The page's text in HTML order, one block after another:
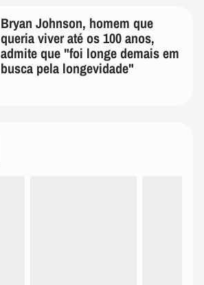
Bryan Johnson, homem que
queria viver até os 100 anos,
admite que "foi longe demais em
busca pela longevidade"